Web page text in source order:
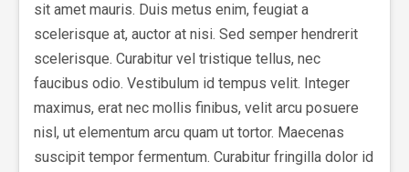
sit amet mauris. Duis metus enim, feugiat a
scelerisque at, auctor at nisi. Sed semper hendrerit
scelerisque. Curabitur vel tristique tellus, nec
faucibus odio. Vestibulum id tempus velit. Integer
maximus, erat nec mollis finibus, velit arcu posuere
nisl, ut elementum arcu quam ut tortor. Maecenas
suscipit tempor fermentum. Curabitur fringilla dolor id